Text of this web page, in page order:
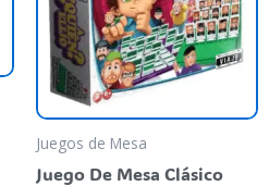
Juegos de Mesa
Juego De Mesa Clásico